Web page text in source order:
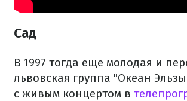
Сад
В 1997 тогда еще молодая и
львовская группа "Океан
с живым концертом в